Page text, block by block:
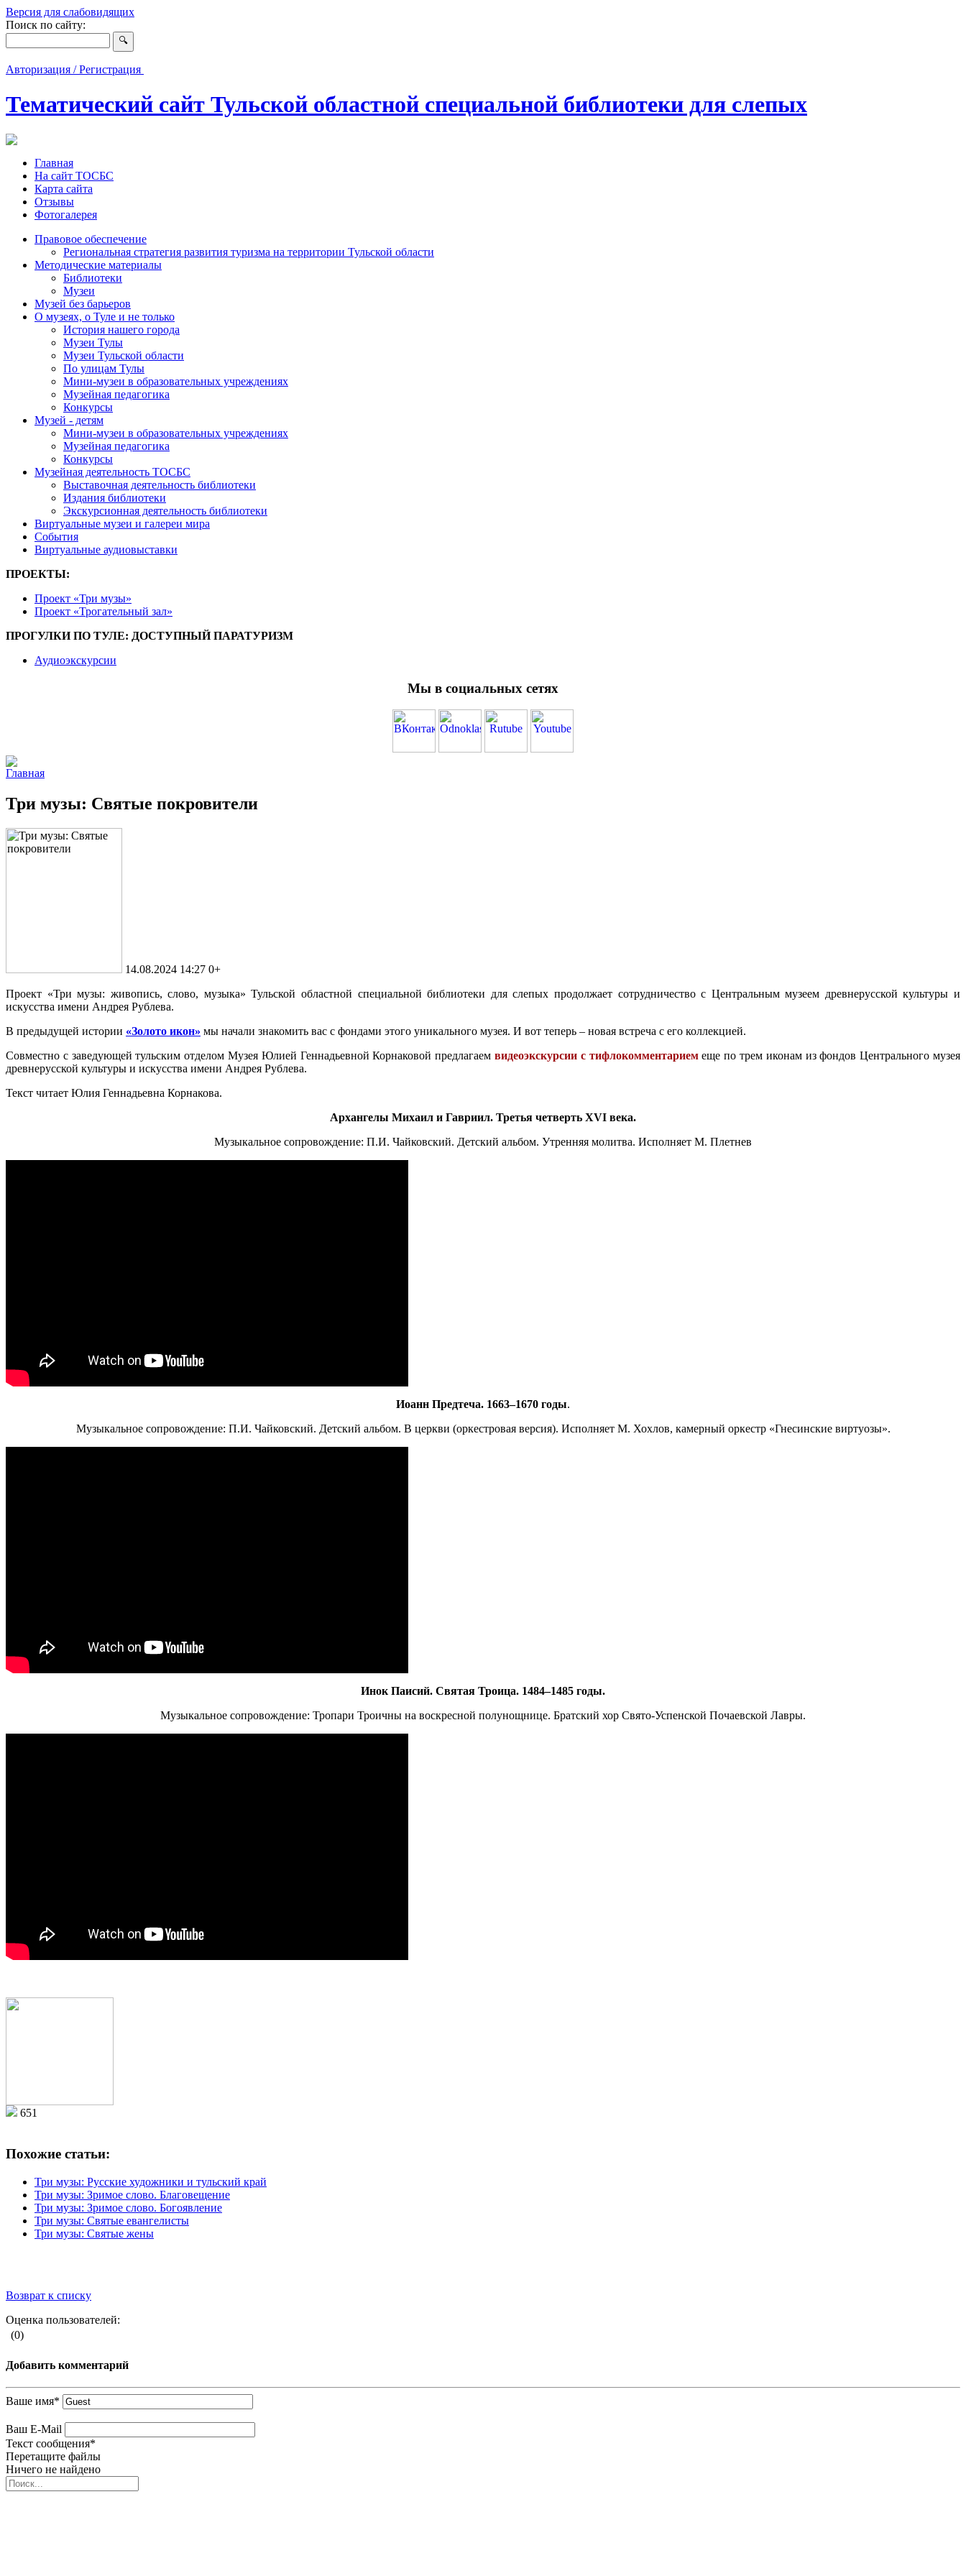
Версия для слабовидящих
Поиск по сайту:
Авторизация / Регистрация
Тематический сайт Тульской областной специальной библиотеки для слепых
Главная
На сайт ТОСБС
Карта сайта
Отзывы
Фотогалерея
Правовое обеспечение
Региональная стратегия развития туризма на территории Тульской области
Методические материалы
Библиотеки
Музеи
Музей без барьеров
О музеях, о Туле и не только
История нашего города
Музеи Тулы
Музеи Тульской области
По улицам Тулы
Мини-музеи в образовательных учреждениях
Музейная педагогика
Конкурсы
Музей - детям
Мини-музеи в образовательных учреждениях
Музейная педагогика
Конкурсы
Музейная деятельность ТОСБС
Выставочная деятельность библиотеки
Издания библиотеки
Экскурсионная деятельность библиотеки
Виртуальные музеи и галереи мира
События
Виртуальные аудиовыставки
ПРОЕКТЫ:
Проект «Три музы»
Проект «Трогательный зал»
ПРОГУЛКИ ПО ТУЛЕ: ДОСТУПНЫЙ ПАРАТУРИЗМ
Аудиоэкскурсии
Мы в социальных сетях
Главная
Три музы: Святые покровители
14.08.2024 14:27 0+
Проект «Три музы: живопись, слово, музыка» Тульской областной специальной библиотеки для слепых продолжает сотрудничество с Центральным музеем древнерусской культуры и
искусства имени Андрея Рублева.
В предыдущей истории «Золото икон» мы начали знакомить вас с фондами этого уникального музея. И вот теперь – новая встреча с его коллекцией.
Совместно с заведующей тульским отделом Музея Юлией Геннадьевной Корнаковой предлагаем видеоэкскурсии с тифлокомментариемеще по трем иконам из фондов Центрального музея
древнерусской культуры и искусства имени Андрея Рублева.
Текст читает Юлия Геннадьевна Корнакова.
Архангелы Михаил и Гавриил. Третья четверть XVI века.
Музыкальное сопровождение: П.И. Чайковский. Детский альбом. Утренняя молитва. Исполняет М. Плетнев
Иоанн Предтеча. 1663–1670 годы.
Музыкальное сопровождение: П.И. Чайковский. Детский альбом. В церкви (оркестровая версия). Исполняет М. Хохлов, камерный оркестр «Гнесинские виртуозы».
Инок Паисий. Святая Троица. 1484–1485 годы.
Музыкальное сопровождение: Тропари Троичны на воскресной полунощнице. Братский хор Свято-Успенской Почаевской Лавры.
651
Похожие статьи:
Три музы: Русские художники и тульский край
Три музы: Зримое слово. Благовещение
Три музы: Зримое слово. Богоявление
Три музы: Святые евангелисты
Три музы: Святые жены
Возврат к списку
Оценка пользователей:
(0)
Добавить комментарий
Ваше имя*
Ваш E-Mail
Текст сообщения*
Перетащите файлы
Ничего не найдено